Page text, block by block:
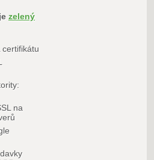
zelený
certifikátu
na